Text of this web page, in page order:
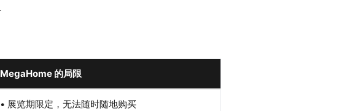
MegaHome 的局限
• 展览期限定，无法随时随地购买